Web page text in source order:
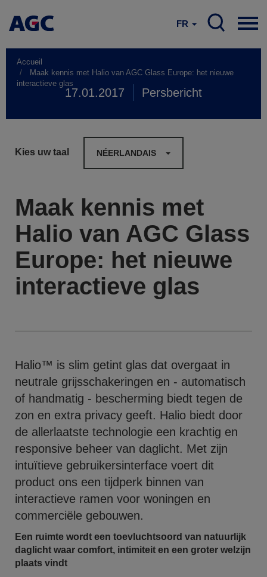
FR
Accueil
Maak kennis met Halio van AGC Glass Europe: het nieuwe
interactieve glas
17.01.2017 Persbericht
Kies uw taal NÉERLANDAIS
Maak kennis met
Halio van AGC Glass
Europe: het nieuwe
interactieve glas
Halio™ is slim getint glas dat overgaat in
neutrale grijsschakeringen en - automatisch
of handmatig - bescherming biedt tegen de
zon en extra privacy geeft. Halio biedt door
de allerlaatste technologie een krachtig en
responsive beheer van daglicht. Met zijn
intuïtieve gebruikersinterface voert dit
product ons een tijdperk binnen van
interactieve ramen voor woningen en
commerciële gebouwen.
Een ruimte wordt een toevluchtsoord van natuurlijk
daglicht waar comfort, intimiteit en een groter welzijn
plaats vindt